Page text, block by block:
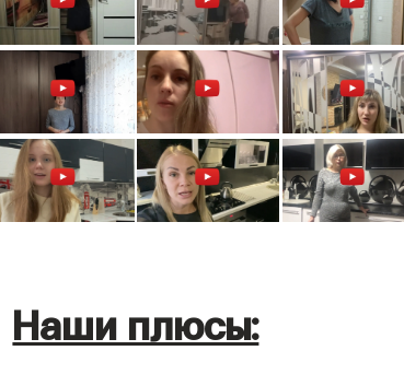
Наши плюсы: